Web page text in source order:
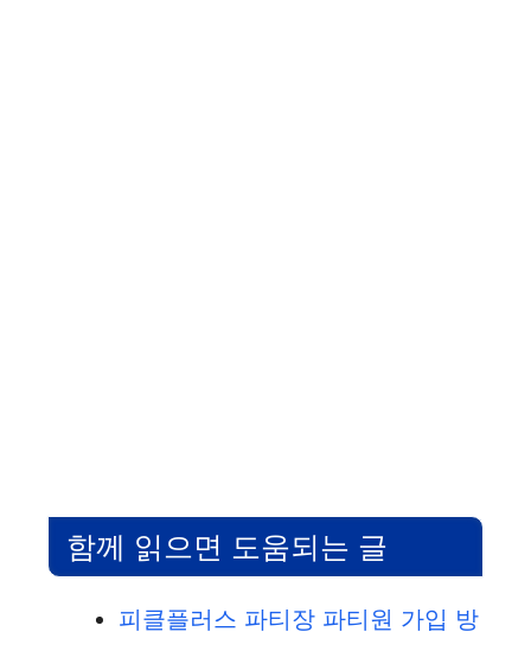
함께 읽으면 도움되는 글
피클플러스 파티장 파티원 가입 방